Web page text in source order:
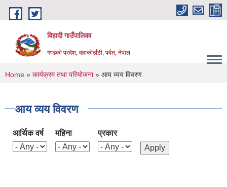
Skip to main content
विहादी गाउँपालिका
गण्डकी प्रदेश, वहाकीठाँटी, पर्वत, नेपाल
You are here
Home » कार्यक्रम तथा परियोजना» आय व्यय विवरण
आय व्यय विवरण
आर्थिक वर्ष महिना प्रकार